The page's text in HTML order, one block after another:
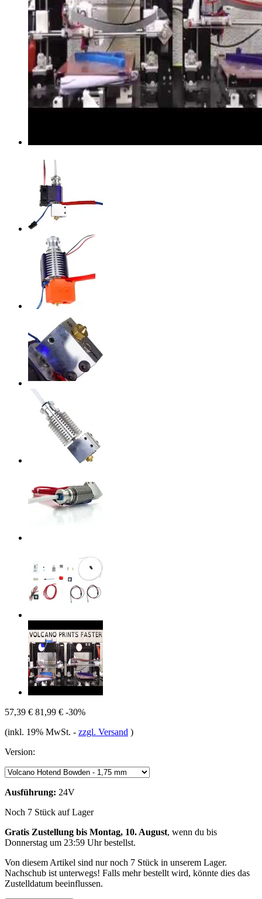
57,39 € 81,99 € -30%
(inkl. 19% MwSt. - zzgl. Versand )
Version:
Ausführung: 24V
Noch 7 Stück auf Lager
Gratis Zustellung bis Montag, 10. August, wenn du bis
Donnerstag um 23:59 Uhrbestellst.
Von diesem Artikel sind nur noch 7 Stück in unserem Lager.
Nachschub ist unterwegs! Falls mehr bestellt wird, könnte dies das
Zustelldatum beeinflussen.